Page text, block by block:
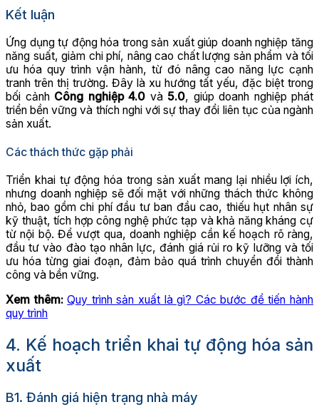
Kết luận
Ứng dụng tự động hóa trong sản xuất giúp doanh nghiệp tăng
năng suất, giảm chi phí, nâng cao chất lượng sản phẩm và tối
ưu hóa quy trình vận hành, từ đó nâng cao năng lực cạnh
tranh trên thị trường. Đây là xu hướng tất yếu, đặc biệt trong
bối cảnhCông nghiệp 4.0 và5.0, giúp doanh nghiệp phát
triển bền vững và thích nghi với sự thay đổi liên tục của ngành
sản xuất.
Các thách thức gặp phải
Triển khai tự động hóa trong sản xuất mang lại nhiều lợi ích,
nhưng doanh nghiệp sẽ đối mặt với những thách thức không
nhỏ, bao gồm chi phí đầu tư ban đầu cao, thiếu hụt nhân sự
kỹ thuật, tích hợp công nghệ phức tạp và khả năng kháng cự
từ nội bộ. Để vượt qua, doanh nghiệp cần kế hoạch rõ ràng,
đầu tư vào đào tạo nhân lực, đánh giá rủi ro kỹ lưỡng và tối
ưu hóa từng giai đoạn, đảm bảo quá trình chuyển đổi thành
công và bền vững.
Xem thêm: Quy trình sản xuất là gì? Các bước để tiến hành
quy trình
4. Kế hoạch triển khai tự động hóa sản
xuất
B1. Đánh giá hiện trạng nhà máy